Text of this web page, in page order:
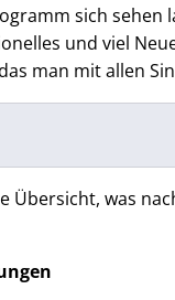
sich
und viel
man mit allen
Übersicht, was